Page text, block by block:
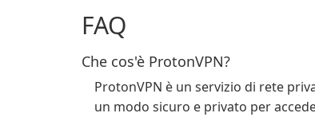
FAQ
Che cos'è ProtonVPN?
ProtonVPN è un servizio di rete
un modo sicuro e privato per